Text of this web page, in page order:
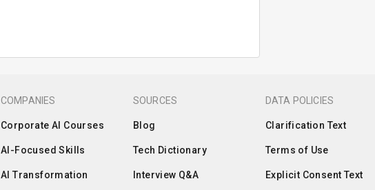
COMPANIES
Corporate AI Courses
AI-Focused Skills
AI Transformation
SOURCES
Blog
Tech Dictionary
Interview Q&A
DATA POLICIES
Clarification Text
Terms of Use
Explicit Consent Text